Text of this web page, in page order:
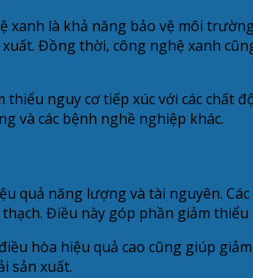
là khả năng bảo vệ môi
Đồng thời, công nghệ xanh
nguy cơ tiếp xúc với các chất
và các bệnh nghề nghiệp khác.
quả năng lượng và tài nguyên.
Điều này góp phần giảm
hòa hiệu quả cao cũng giúp
sản xuất.